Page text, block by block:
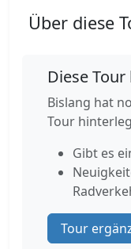
Über diese
Diese
Bislang hat
Tour
Gibt es
Tour